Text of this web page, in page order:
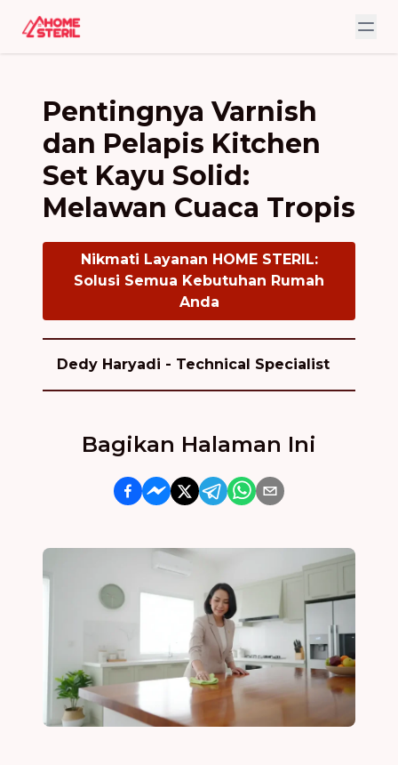
Pentingnya Varnish
dan Pelapis Kitchen
Set Kayu Solid:
Melawan Cuaca Tropis
Nikmati Layanan HOME STERIL:
Solusi Semua Kebutuhan Rumah
Anda
Dedy Haryadi - Technical Specialist
Bagikan Halaman Ini